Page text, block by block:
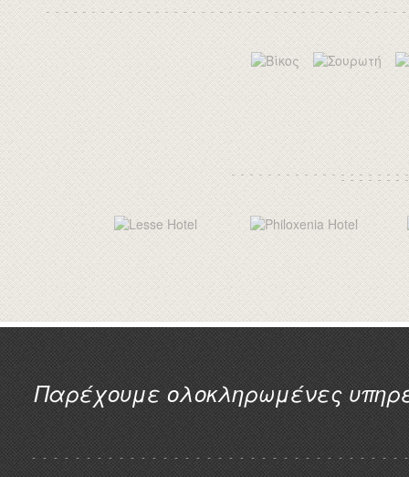
Παρέχουμε ολοκληρωμένες